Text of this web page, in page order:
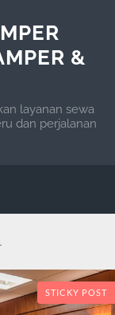
&
layanan sewa
dan perjalanan
STICKY POST